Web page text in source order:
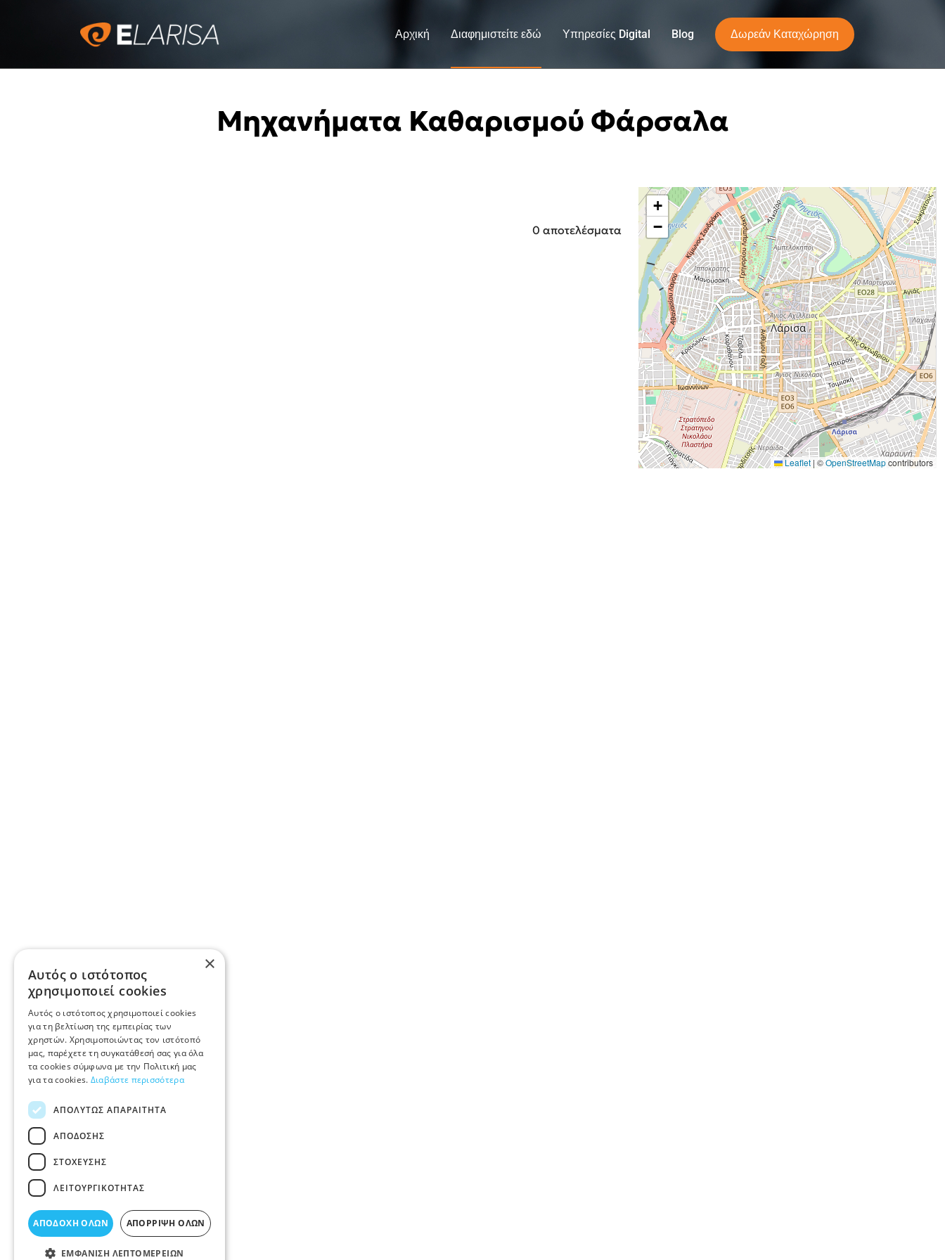
Αρχική Διαφημιστείτε εδώ Υπηρεσίες Digital Blog Δωρεάν Καταχώρηση
Μηχανήματα Καθαρισμού Φάρσαλα
0 αποτελέσματα
+
−
Leaflet | ©OpenStreetMapcontributors
×
Αυτός ο ιστότοπος
χρησιμοποιεί cookies
Αυτός ο ιστότοπος χρησιμοποιεί cookies
για τη βελτίωση της εμπειρίας των
χρηστών. Χρησιμοποιώντας τον ιστότοπό
μας, παρέχετε τη συγκατάθεσή σας για όλα
τα cookies σύμφωνα με την Πολιτική μας
για τα cookies. Διαβάστε περισσότερα
ΑΠΟΛΎΤΩΣ ΑΠΑΡΑΊΤΗΤΑ
ΑΠΌΔΟΣΗΣ
ΣΤΌΧΕΥΣΗΣ
ΛΕΙΤΟΥΡΓΙΚΌΤΗΤΑΣ
ΑΠΟΔΟΧΉ ΌΛΩΝ ΑΠΌΡΡΙΨΗ ΌΛΩΝ
ΕΜΦΆΝΙΣΗ ΛΕΠΤΟΜΕΡΕΙΏΝ